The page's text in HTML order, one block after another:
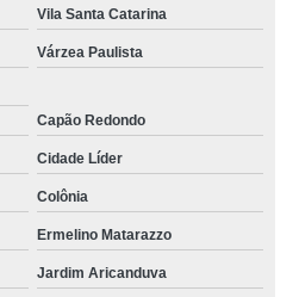
Vila Santa Catarina
Várzea Paulista
Capão Redondo
Cidade Líder
Colônia
Ermelino Matarazzo
Jardim Aricanduva